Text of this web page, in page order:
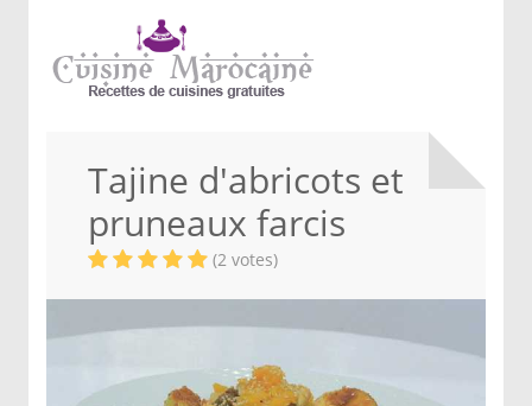
Tajine d'abricots et
pruneaux farcis
(2 votes)